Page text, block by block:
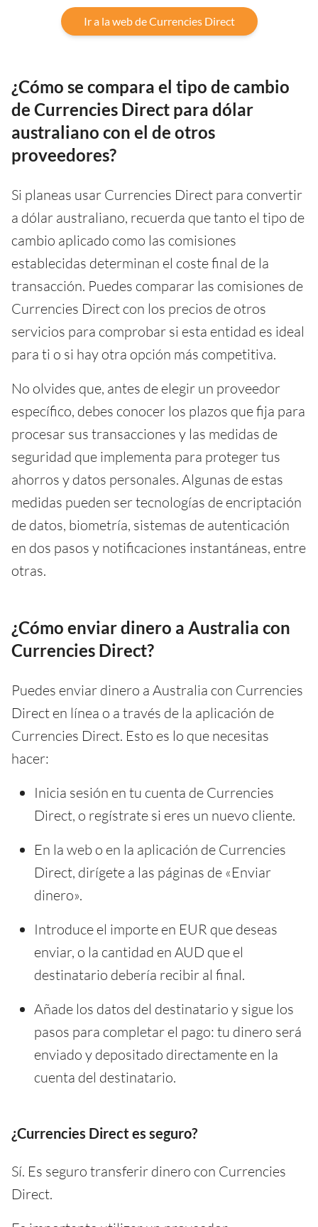
Ir a la web de Currencies Direct
¿Cómo se compara el tipo de cambio
de Currencies Direct para dólar
australiano con el de otros
proveedores?
Si planeas usar Currencies Direct para convertir
a dólar australiano, recuerda que tanto el tipo de
cambio aplicado como las comisiones
establecidas determinan el coste final de la
transacción. Puedes comparar las comisiones de
Currencies Direct con los precios de otros
servicios para comprobar si esta entidad es ideal
para ti o si hay otra opción más competitiva.
No olvides que, antes de elegir un proveedor
específico, debes conocer los plazos que fija para
procesar sus transacciones y las medidas de
seguridad que implementa para proteger tus
ahorros y datos personales. Algunas de estas
medidas pueden ser tecnologías de encriptación
de datos, biometría, sistemas de autenticación
en dos pasos y notificaciones instantáneas, entre
otras.
¿Cómo enviar dinero a Australia con
Currencies Direct?
Puedes enviar dinero a Australia con Currencies
Direct en línea o a través de la aplicación de
Currencies Direct. Esto es lo que necesitas
hacer:
Inicia sesión en tu cuenta de Currencies
Direct, o regístrate si eres un nuevo cliente.
En la web o en la aplicación de Currencies
Direct, dirígete a las páginas de «Enviar
dinero».
Introduce el importe en EUR que deseas
enviar, o la cantidad en AUD que el
destinatario debería recibir al final.
Añade los datos del destinatario y sigue los
pasos para completar el pago: tu dinero será
enviado y depositado directamente en la
cuenta del destinatario.
¿Currencies Direct es seguro?
Sí. Es seguro transferir dinero con Currencies
Direct.